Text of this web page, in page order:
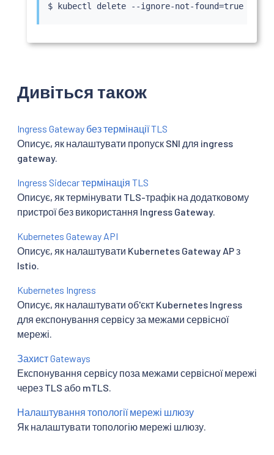
$
kubectl delete --ignore-not-found=true -f
Дивіться також
Ingress Gateway без термінації TLS
Описує, як налаштувати пропуск SNI для ingress
gateway.
Ingress Sidecar термінація TLS
Описує, як термінувати TLS-трафік на додатковому
пристрої без використання Ingress Gateway.
Kubernetes Gateway API
Описує, як налаштувати Kubernetes Gateway AP з
Istio.
Kubernetes Ingress
Описує, як налаштувати об'єкт Kubernetes Ingress
для експонування сервісу за межами сервісної
мережі.
Захист Gateways
Експонування сервісу поза межами сервісної мережі
через TLS або mTLS.
Налаштування топології мережі шлюзу
Як налаштувати топологію мережі шлюзу.